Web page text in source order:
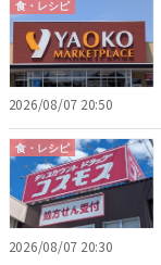
食・レシピ
2026/08/07 20:50
食・レシピ
2026/08/07 20:30